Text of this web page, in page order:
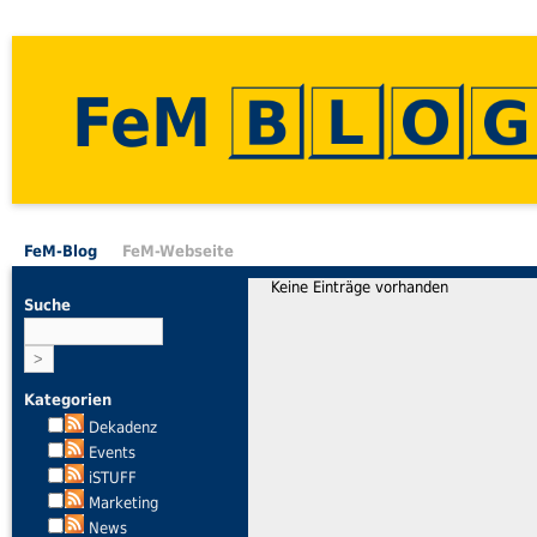
FeM
FeM-Blog FeM-Webseite
Suche
Kategorien
Dekadenz
Events
iSTUFF
Marketing
News
Keine Einträge vorhanden